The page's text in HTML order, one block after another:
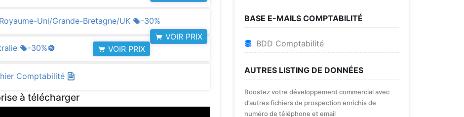
Uni/Grande-Bretagne/UK
-30%
VOIR PRIX
-30% VOIR PRIX
Comptabilité
à télécharger
BASE E-MAILS COMPTABILITÉ
BDD Comptabilité
AUTRES LISTING DE DONNÉES
Boostez votre développement commercial avec
d’autres fichiers de prospection enrichis de
numéro de téléphone et email